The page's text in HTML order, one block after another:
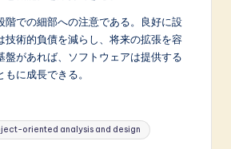
階での細部への注意である。良好に設
技術的負債を減らし、将来の拡張を容
盤があれば、ソフトウェアは提供する
に成長できる。
oriented analysis and design